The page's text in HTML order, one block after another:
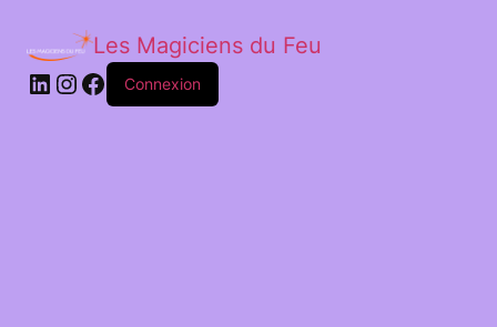
Les Magiciens du Feu
LinkedIn
Instagram
Facebook
Connexion